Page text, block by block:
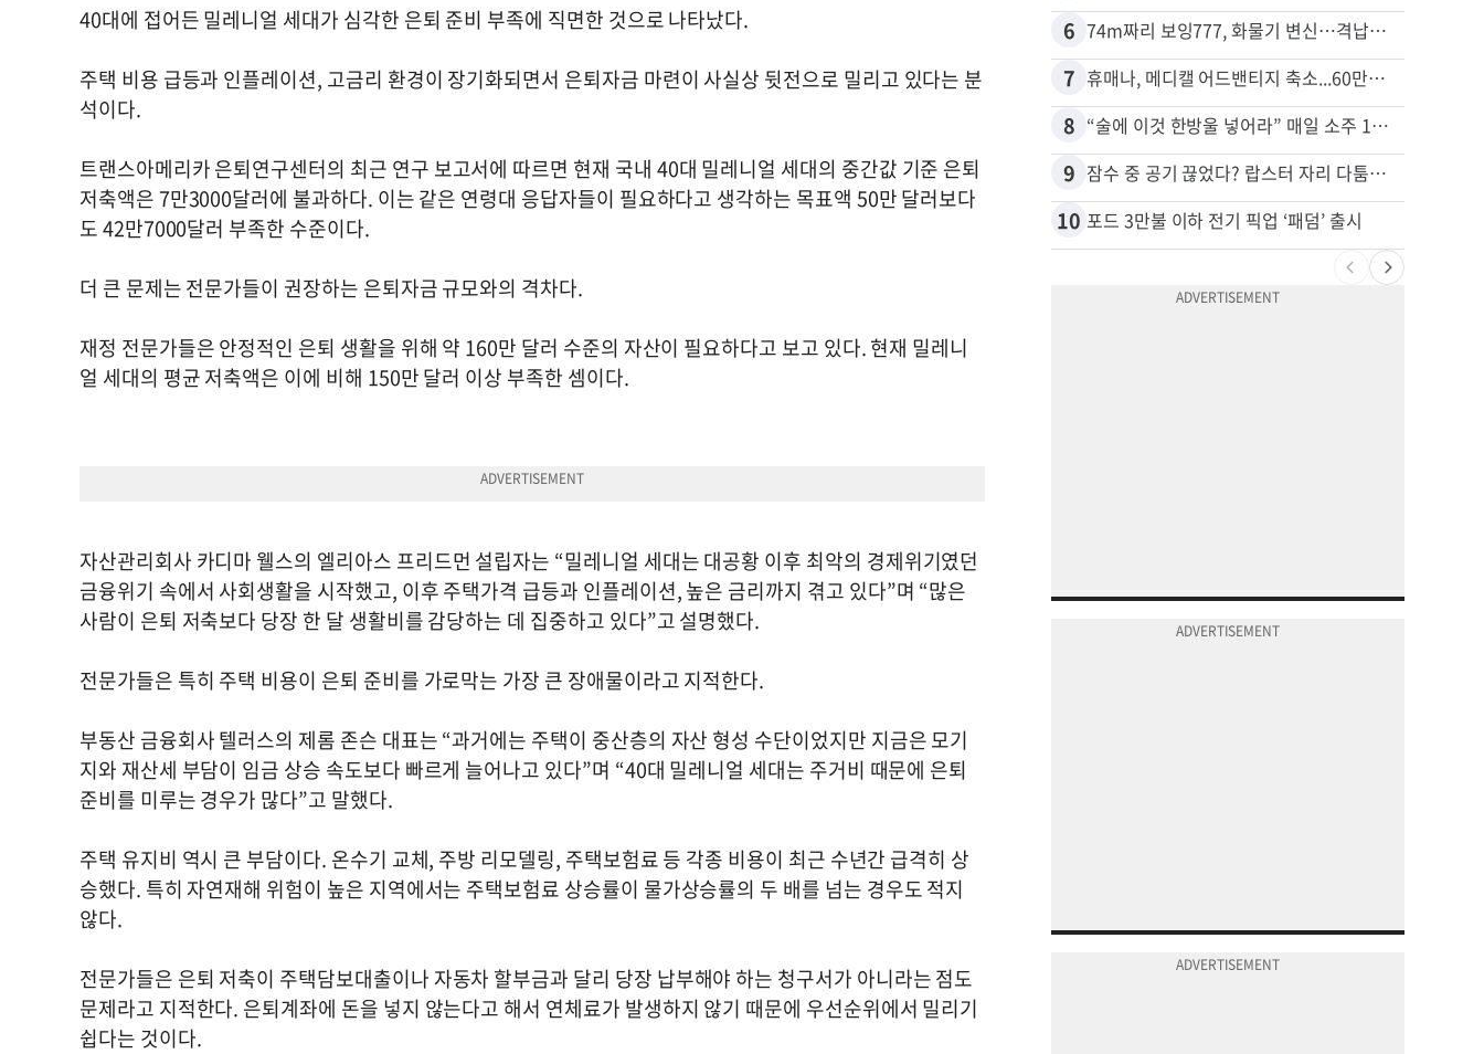
40대에 접어든 밀레니얼 세대가 심각한 은퇴 준비 부족에 직면한 것으로 나타났다.
주택 비용 급등과 인플레이션, 고금리 환경이 장기화되면서 은퇴자금 마련이 사실상 뒷전으로 밀리고 있다는 분
석이다.
트랜스아메리카 은퇴연구센터의 최근 연구 보고서에 따르면 현재 국내 40대 밀레니얼 세대의 중간값 기준 은퇴
저축액은 7만3000달러에 불과하다. 이는 같은 연령대 응답자들이 필요하다고 생각하는 목표액 50만 달러보다
도 42만7000달러 부족한 수준이다.
더 큰 문제는 전문가들이 권장하는 은퇴자금 규모와의 격차다.
재정 전문가들은 안정적인 은퇴 생활을 위해 약 160만 달러 수준의 자산이 필요하다고 보고 있다. 현재 밀레니
얼 세대의 평균 저축액은 이에 비해 150만 달러 이상 부족한 셈이다.
자산관리회사 카디마 웰스의 엘리아스 프리드먼 설립자는 “밀레니얼 세대는 대공황 이후 최악의 경제위기였던
금융위기 속에서 사회생활을 시작했고, 이후 주택가격 급등과 인플레이션, 높은 금리까지 겪고 있다”며 “많은
사람이 은퇴 저축보다 당장 한 달 생활비를 감당하는 데 집중하고 있다”고 설명했다.
전문가들은 특히 주택 비용이 은퇴 준비를 가로막는 가장 큰 장애물이라고 지적한다.
부동산 금융회사 텔러스의 제롬 존슨 대표는 “과거에는 주택이 중산층의 자산 형성 수단이었지만 지금은 모기
지와 재산세 부담이 임금 상승 속도보다 빠르게 늘어나고 있다”며 “40대 밀레니얼 세대는 주거비 때문에 은퇴
준비를 미루는 경우가 많다”고 말했다.
주택 유지비 역시 큰 부담이다. 온수기 교체, 주방 리모델링, 주택보험료 등 각종 비용이 최근 수년간 급격히 상
승했다. 특히 자연재해 위험이 높은 지역에서는 주택보험료 상승률이 물가상승률의 두 배를 넘는 경우도 적지
않다.
전문가들은 은퇴 저축이 주택담보대출이나 자동차 할부금과 달리 당장 납부해야 하는 청구서가 아니라는 점도
문제라고 지적한다. 은퇴계좌에 돈을 넣지 않는다고 해서 연체료가 발생하지 않기 때문에 우선순위에서 밀리기
쉽다는 것이다.
6 74m짜리 보잉777, 화물기 변신…격납고서 ‘보물’ 찾는 인천공항
7 휴매나, 메디캘 어드밴티지 축소...60만명 플랜 상실 위기
8 “술에 이것 한방울 넣어라” 매일 소주 1병 까는 91세의 철칙
9 잠수 중 공기 끊었다? 랍스터 자리 다툼이 살인미수 사건으로
10 포드 3만불 이하 전기 픽업 ‘패덤’ 출시